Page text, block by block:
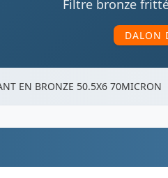
Filtre bronze
DALON
EN BRONZE 50.5X6 70MICRON